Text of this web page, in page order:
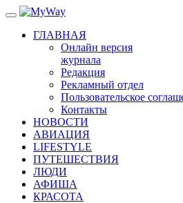
ГЛАВНАЯ
Онлайн версия
журнала
Редакция
Рекламный отдел
Пользовательское
Контакты
НОВОСТИ
АВИАЦИЯ
LIFESTYLE
ПУТЕШЕСТВИЯ
ЛЮДИ
АФИША
КРАСОТА